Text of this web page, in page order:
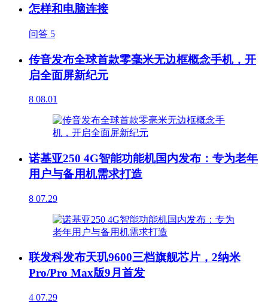
怎样和电脑连接
问答 5
传音发布全球首款零毫米无边框概念手机，开
启全面屏新纪元
8 08.01
诺基亚250 4G智能功能机国内发布：专为老年
用户与备用机需求打造
8 07.29
联发科发布天玑9600三档旗舰芯片，2纳米
Pro/Pro Max版9月首发
4 07.29